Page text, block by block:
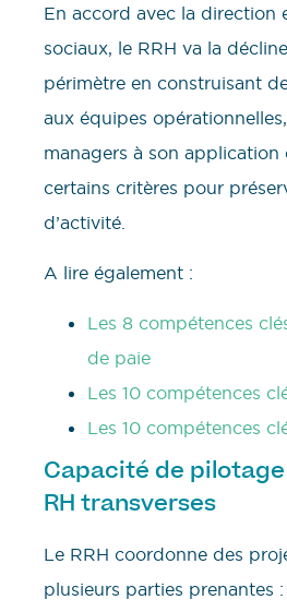
En accord avec la direction
sociaux, le RRH va la
périmètre en construisant
aux équipes
managers à son application
certains critères pour
d’activité.
A lire également :
Les 8 compétences
de paie
Les 10 compétences
Les 10 compétences
Capacité de
RH transverses
Le RRH coordonne des
plusieurs parties prenantes